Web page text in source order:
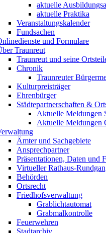
aktuelle
aktuelle Praktika
Veranstaltungskalender
Fundsachen
und Formulare
Traunreut
Traunreut und seine
Chronik
Traunreuter
Kulturpreisträger
Ehrenbürger
Städtepartnerschaften &
Aktuelle Meldungen
Aktuelle Meldungen
Ämter und Sachgebiete
Ansprechpartner
Präsentationen, Daten und
Virtueller Rathaus-
Behörden
Ortsrecht
Friedhofsverwaltung
Grablichtautomat
Grabmalkontrolle
Feuerwehren
Stadtarchiv